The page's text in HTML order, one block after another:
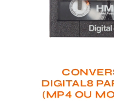
DIGITAL8
(MP4 OU